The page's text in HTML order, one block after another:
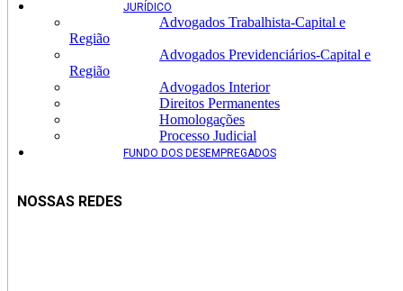
JURÍDICO
Advogados Trabalhista-Capital e
Região
Advogados Previdenciários-Capital e
Região
Advogados Interior
Direitos Permanentes
Homologações
Processo Judicial
FUNDO DOS DESEMPREGADOS
NOSSAS REDES